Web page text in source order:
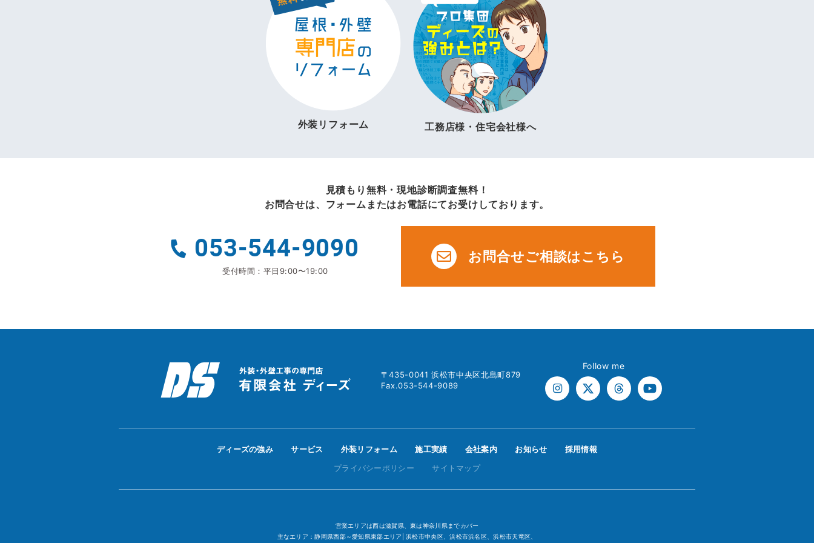
外装リフォーム 工務店様・住宅会社様へ
見積もり無料・現地診断調査無料！
お問合せは、フォームまたはお電話にてお受けしております。
053-544-9090
受付時間：平日9:00〜19:00
お問合せご相談はこちら
〒435-0041 浜松市中央区北島町879
Fax.053-544-9089
Follow me
ディーズの強み サービス 外装リフォーム 施工実績 会社案内 お知らせ
採用情報
プライバシーポリシー
サイトマップ
営業エリアは西は滋賀県、東は神奈川県までカバー
主なエリア：静岡県西部～愛知県東部エリア| 浜松市中央区、浜松市浜名区、浜松市天竜区、